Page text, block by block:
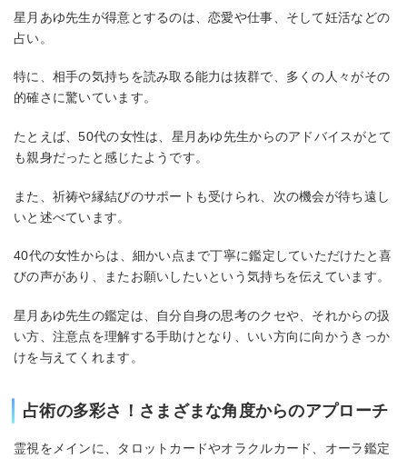
星月あゆ先生が得意とするのは、恋愛や仕事、そして妊活などの
占い。
特に、相手の気持ちを読み取る能力は抜群で、多くの人々がその
的確さに驚いています。
たとえば、50代の女性は、星月あゆ先生からのアドバイスがとて
も親身だったと感じたようです。
また、祈祷や縁結びのサポートも受けられ、次の機会が待ち遠し
いと述べています。
40代の女性からは、細かい点まで丁寧に鑑定していただけたと喜
びの声があり、またお願いしたいという気持ちを伝えています。
星月あゆ先生の鑑定は、自分自身の思考のクセや、それからの扱
い方、注意点を理解する手助けとなり、いい方向に向かうきっか
けを与えてくれます。
占術の多彩さ！さまざまな角度からのアプローチ
霊視をメインに、タロットカードやオラクルカード、オーラ鑑定